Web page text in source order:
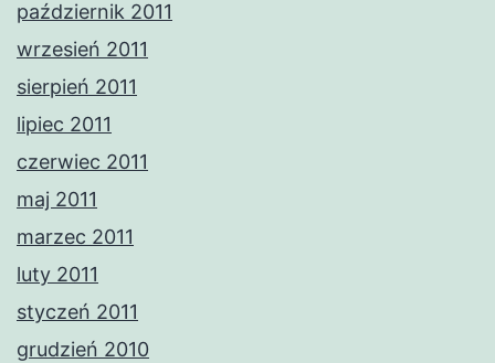
październik 2011
wrzesień 2011
sierpień 2011
lipiec 2011
czerwiec 2011
maj 2011
marzec 2011
luty 2011
styczeń 2011
grudzień 2010